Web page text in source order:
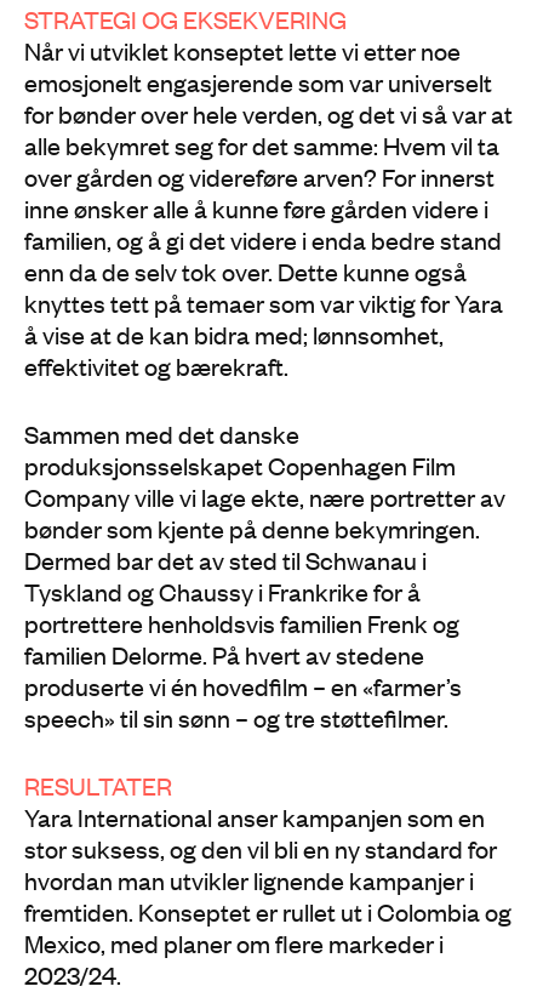
STRATEGI OG EKSEKVERING
Når vi utviklet konseptet lette vi etter noe
emosjonelt engasjerende som var universelt
for bønder over hele verden, og det vi så var at
alle bekymret seg for det samme: Hvem vil ta
over gården og videreføre arven? For innerst
inne ønsker alle å kunne føre gården videre i
familien, og å gi det videre i enda bedre stand
enn da de selv tok over. Dette kunne også
knyttes tett på temaer som var viktig for Yara
å vise at de kan bidra med; lønnsomhet,
effektivitet og bærekraft.
Sammen med det danske
produksjonsselskapet Copenhagen Film
Company ville vi lage ekte, nære portretter av
bønder som kjente på denne bekymringen.
Dermed bar det av sted til Schwanau i
Tyskland og Chaussy i Frankrike for å
portrettere henholdsvis familien Frenk og
familien Delorme. På hvert av stedene
produserte vi én hovedfilm – en «farmer’s
speech» til sin sønn – og tre støttefilmer.
RESULTATER
Yara International anser kampanjen som en
stor suksess, og den vil bli en ny standard for
hvordan man utvikler lignende kampanjer i
fremtiden. Konseptet er rullet ut i Colombia og
Mexico, med planer om flere markeder i
2023/24.